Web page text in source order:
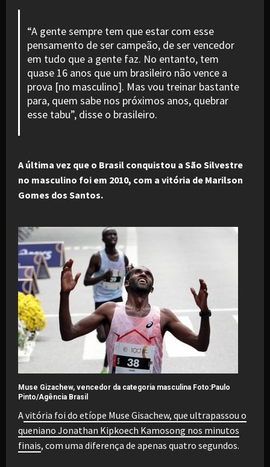
“A gente sempre tem que estar com esse
pensamento de ser campeão, de ser vencedor
em tudo que a gente faz. No entanto, tem
quase 16 anos que um brasileiro não vence a
prova [no masculino]. Mas vou treinar bastante
para, quem sabe nos próximos anos, quebrar
esse tabu”, disse o brasileiro.
A última vez que o Brasil conquistou a São Silvestre
no masculino foi em 2010, com a vitória de Marilson
Gomes dos Santos.
Muse Gizachew, vencedor da categoria masculina Foto:Paulo
Pinto/Agência Brasil
Avitória foi do etíope Muse Gisachew, que ultrapassou o
queniano Jonathan Kipkoech Kamosong nos minutos
finais, com uma diferença de apenas quatro segundos.